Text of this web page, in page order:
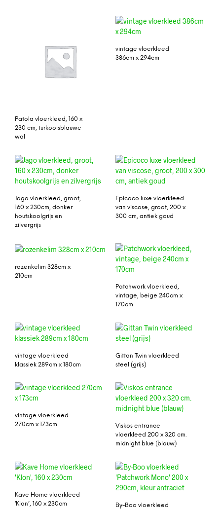
Patola vloerkleed, 160 x
230 cm, turkooisblauwe
wol
vintage vloerkleed
386cm x 294cm
Jago vloerkleed, groot,
160 x 230cm, donker
houtskoolgrijs en
zilvergrijs
Epicoco luxe vloerkleed
van viscose, groot, 200 x
300 cm, antiek goud
rozenkelim 328cm x
210cm
Patchwork vloerkleed,
vintage, beige 240cm x
170cm
vintage vloerkleed
klassiek 289cm x 180cm
Gittan Twin vloerkleed
steel (grijs)
vintage vloerkleed
270cm x 173cm
Viskos entrance
vloerkleed 200 x 320 cm.
midnight blue (blauw)
Kave Home vloerkleed
‘Klon’, 160 x 230cm
By-Boo vloerkleed